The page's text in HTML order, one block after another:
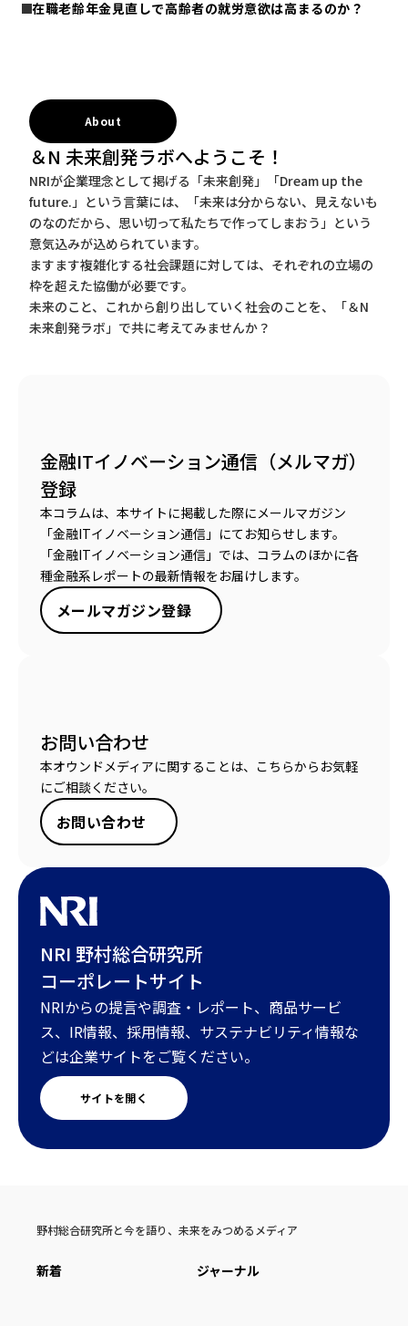
在職老齢年金見直しで高齢者の就労意欲は高まるのか？
About
＆N 未来創発ラボへようこそ！
NRIが企業理念として掲げる「未来創発」「Dream up the
future.」という言葉には、「未来は分からない、見えないも
のなのだから、思い切って私たちで作ってしまおう」という
意気込みが込められています。
ますます複雑化する社会課題に対しては、それぞれの立場の
枠を超えた協働が必要です。
未来のこと、これから創り出していく社会のことを、「＆N
未来創発ラボ」で共に考えてみませんか？
金融ITイノベーション通信（メルマガ）
登録
本コラムは、本サイトに掲載した際にメールマガジン
「金融ITイノベーション通信」にてお知らせします。
「金融ITイノベーション通信」では、コラムのほかに各
種金融系レポートの最新情報をお届けします。
メールマガジン登録
お問い合わせ
本オウンドメディアに関することは、こちらからお気軽
にご相談ください。
お問い合わせ
NRI 野村総合研究所
コーポレートサイト
NRIからの提言や調査・レポート、商品サービ
ス、IR情報、採用情報、サステナビリティ情報な
どは企業サイトをご覧ください。
サイトを開く
野村総合研究所と今を語り、未来をみつめるメディア
新着 ジャーナル